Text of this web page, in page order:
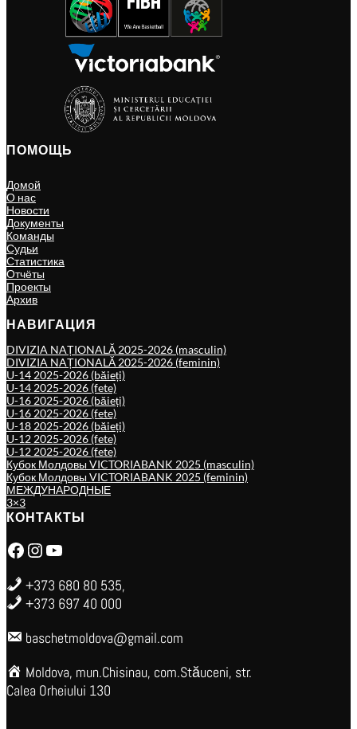
ПОМОЩЬ
Домой
О нас
Новости
Документы
Команды
Судьи
Статистика
Отчёты
Проекты
Архив
НАВИГАЦИЯ
DIVIZIA NAȚIONALĂ 2025-2026 (masculin)
DIVIZIA NAȚIONALĂ 2025-2026 (feminin)
U-14 2025-2026 (băieți)
U-14 2025-2026 (fete)
U-16 2025-2026 (băieți)
U-16 2025-2026 (fete)
U-18 2025-2026 (băieți)
U-12 2025-2026 (fete)
U-12 2025-2026 (fete)
Кубок Молдовы VICTORIABANK 2025 (masculin)
Кубок Молдовы VICTORIABANK 2025 (feminin)
МЕЖДУНАРОДНЫЕ
3×3
КОНТАКТЫ
Facebook Instagram YouTube
+373 680 80 535,
+373 697 40 000
baschetmoldova@gmail.com
Moldova, mun.Chisinau, com.Stăuceni, str.
Calea Orheiului 130